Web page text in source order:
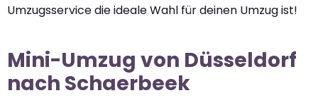
Umzugsservice die ideale Wahl für deinen Umzug ist!
Mini-Umzug von Düsseldorf
nach Schaerbeek